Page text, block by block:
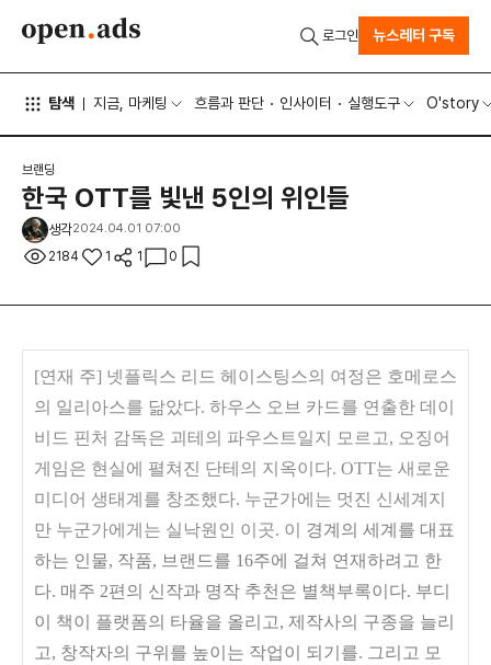
탐색 지금, 마케팅 흐름과 판단 인사이터 실행도구 O'story
로그인 뉴스레터 구독
브랜딩
한국 OTT를 빛낸 5인의 위인들
생각2024.04.01 07:00
2184 1 1 0
[연재 주] 넷플릭스 리드 헤이스팅스의 여정은 호메로스
의 일리아스를 닮았다. 하우스 오브 카드를 연출한 데이
비드 핀처 감독은 괴테의 파우스트일지 모르고, 오징어
게임은 현실에 펼쳐진 단테의 지옥이다. OTT는 새로운
미디어 생태계를 창조했다. 누군가에는 멋진 신세계지
만 누군가에게는 실낙원인 이곳. 이
경계의 세계를 대표
하는 인물, 작품, 브랜드를 16주에 걸쳐 연재하려고 한
다. 매주 2편의 신작과 명작 추천은 별책부록이다. 부디
이 책이 플랫폼의 타율을 올리고, 제작사의 구종을 늘리
고, 창작자의 구위를 높이는 작업이 되기를. 그리고 모